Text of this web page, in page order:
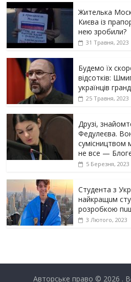
Жителька
Києва із
нею зробили?
31 Травня, 2023
Будемо їх
відсотків:
українців
25 Травня, 2023
Друзі,
Федулеєва.
сумісництвом
не все —
5 Березня, 2023
Студента з
найкращuм
розробкою
3 Лютого, 2023
Авторське право © 2026 .